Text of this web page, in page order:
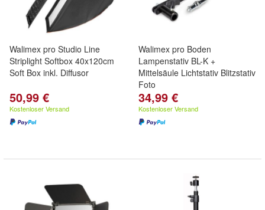
Walimex pro Studio Line
Striplight Softbox 40x120cm
Soft Box inkl. Diffusor
50,99 €
Kostenloser Versand
Walimex pro Boden
Lampenstativ BL-K +
Mittelsäule Lichtstativ Blitzstativ
Foto
34,99 €
Kostenloser Versand